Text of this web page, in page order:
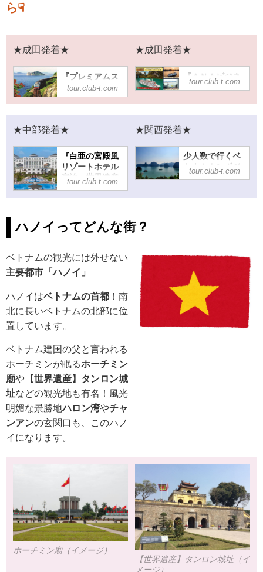
ら☟
★成田発着★
『プレミアムス
テージ・ベトナ
ム８都市５つの
語 ８日間』｜
クラブツーリズ
『プレミアムステ
ージ・ベトナム８
都市５つの世界遺
産の物語 ８日
間』の紹介をして
クラブツーリズ
ム。
tour.club-t.com
★成田発着★
『ＡＮＡビジネ
スクラス直行便
ロン湾ワンナイ
トクルーズと北
世界遺産を巡る
６日間』＜プレ
ミアムステー
ジ・ゆったり旅
田～ハノイ間）世
と北ベトナムの4
つの世界遺産を巡
る６日間』＜プレ
ミアムステージ・
ゆったり旅＞の紹
tour.club-t.com
★中部発着★
『白亜の宮殿風
リゾートホテル
宿泊 世界遺産
ハロン湾・ハノ
イ4日間』｜クラ
『白亜の宮殿風リ
ゾートホテル宿
ン湾・ハノイ4日
間』の紹介をして
います。ツアー・
クラブツーリズ
ム。
tour.club-t.com
★関西発着★
少人数で行くベ
トナムカンボジ
ア5日間｜クラブ
クラブツーリズ
tour.club-t.com
ハノイってどんな街？
ベトナムの観光には外せない
主要都市「ハノイ」
ハノイはベトナムの首都 ！南
北に長いベトナムの北部に位
置しています。
ベトナム建国の父と言われる
ホーチミンが眠るホーチミン
廟や 【世界遺産】タンロン城
址などの観光地も有名！風光
明媚な景勝地ハロン湾やチャ
ンアンの玄関口も、このハノ
イになります。
ホーチミン廟（イメージ）
【世界遺産】タンロン城址（イ
メージ）